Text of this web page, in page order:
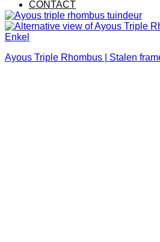
CONTACT
Ayous Triple Rhombus | Stalen